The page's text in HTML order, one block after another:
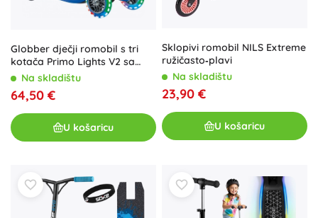
Globber dječji romobil s tri
kotača Primo Lights V2 sa
svjetlećim kotačima,
Na skladištu
64,50 €
U košaricu
Sklopivi romobil NILS Extreme
ružičasto‑plavi
Na skladištu
23,90 €
U košaricu